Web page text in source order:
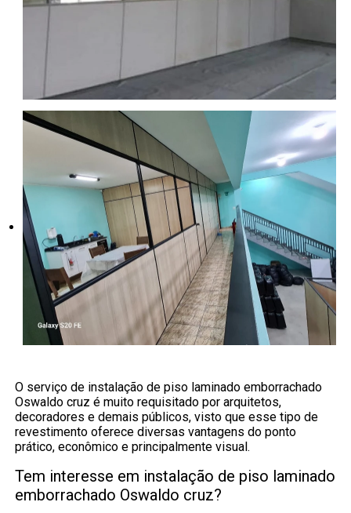
O serviço de instalação de piso laminado emborrachado
Oswaldo cruz é muito requisitado por arquitetos,
decoradores e demais públicos, visto que esse tipo de
revestimento oferece diversas vantagens do ponto
prático, econômico e principalmente visual.
Tem interesse em instalação de piso laminado
emborrachado Oswaldo cruz?